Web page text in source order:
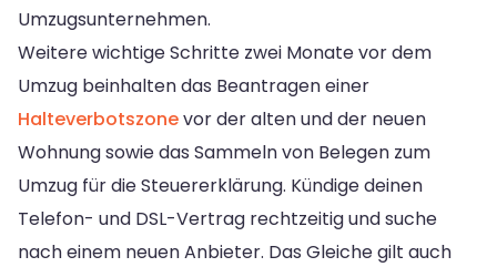
Umzugsunternehmen.
Weitere wichtige Schritte zwei Monate vor dem
Umzug beinhalten das Beantragen einer
Halteverbotszonevor der alten und der neuen
Wohnung sowie das Sammeln von Belegen zum
Umzug für die Steuererklärung. Kündige deinen
Telefon- und DSL-Vertrag rechtzeitig und suche
nach einem neuen Anbieter. Das Gleiche gilt auch